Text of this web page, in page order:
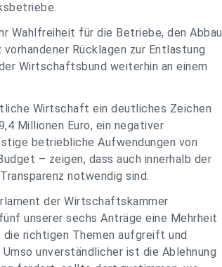
Wahlfreiheit für die Betriebe, den Abbau
Rücklagen zur Entlastung
Wirtschaftsbund weiterhin an einem
Wirtschaft ein deutliches Zeichen
Millionen Euro, ein negativer
betriebliche Aufwendungen von
– zeigen, dass auch innerhalb der
notwendig sind.
der Wirtschaftskammer
unserer sechs Anträge eine Mehrheit
richtigen Themen aufgreift und
unverständlicher ist die Ablehnung